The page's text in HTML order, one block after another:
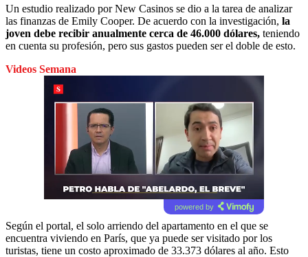
Un estudio realizado por New Casinos se dio a la tarea de analizar
las finanzas de Emily Cooper. De acuerdo con la investigación, la
joven debe recibir anualmente cerca de 46.000 dólares, teniendo
en cuenta su profesión, pero sus gastos pueden ser el doble de esto.
Videos Semana
powered by
Según el portal, el solo arriendo del apartamento en el que se
encuentra viviendo en París, que ya puede ser visitado por los
turistas, tiene un costo aproximado de 33.373 dólares al año. Esto